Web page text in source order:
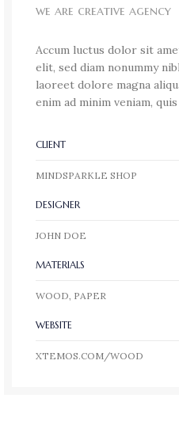
we are creative agency
Accum luctus dolor sit
elit, sed diam nonummy
laoreet dolore magna
enim ad minim veniam,
CLIENT
MINDSPARKLE SHOP
DESIGNER
JOHN DOE
MATERIALS
WOOD, PAPER
WEBSITE
XTEMOS.COM/WOOD